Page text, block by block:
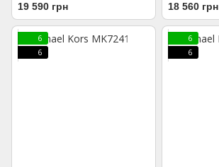
19 590 грн 18 560 грн
6
6
6
6